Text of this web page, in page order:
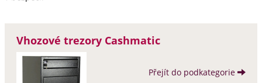
Vhozové trezory Cashmatic
Přejít do podkategorie